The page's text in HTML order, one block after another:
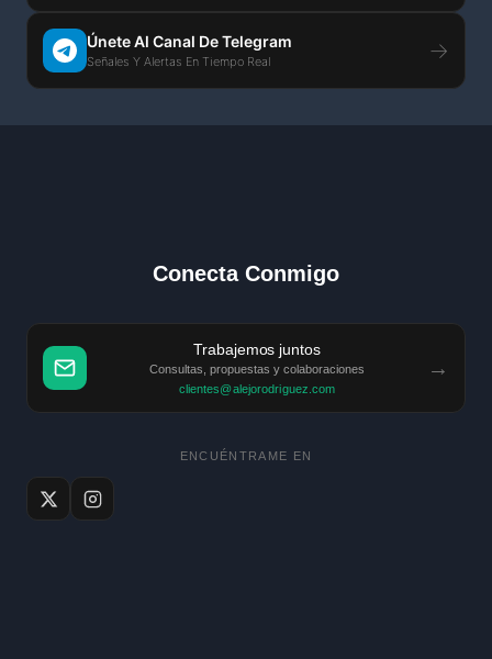
Únete Al Canal De Telegram
Señales Y Alertas En Tiempo Real →
Conecta Conmigo
Trabajemos juntos
Consultas, propuestas y colaboraciones
clientes@alejorodriguez.com
→
ENCUÉNTRAME EN